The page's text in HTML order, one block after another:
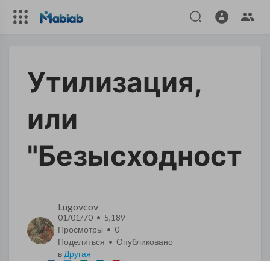
Утилизация,
или
Lugovcov
01/01/70 • 5,189
Просмотры • 0
Поделиться • Опубликовано
в Другая